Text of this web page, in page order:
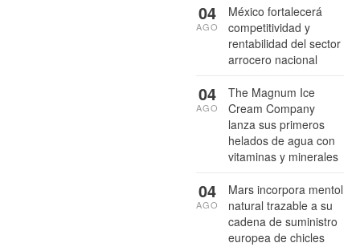
México fortalecerá
competitividad y
rentabilidad del sector
arrocero nacional
04
AGO
The Magnum Ice
Cream Company
lanza sus primeros
helados de agua con
vitaminas y minerales
04
AGO
Mars incorpora mentol
natural trazable a su
cadena de suministro
europea de chicles
04
AGO